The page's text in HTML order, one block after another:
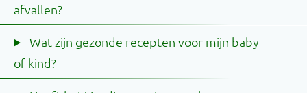
afvallen?
Wat zijn gezonde recepten voor mijn baby
of kind?